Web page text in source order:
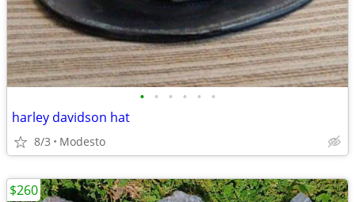
• • • • • •
harley davidson hat
8/3 Modesto
$260